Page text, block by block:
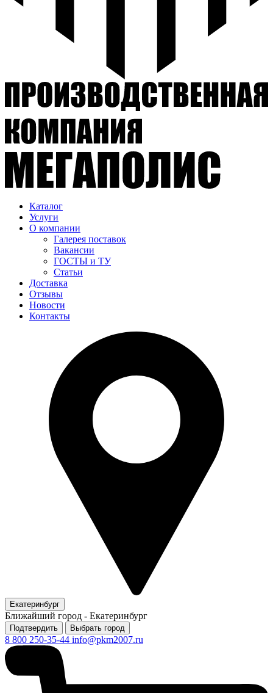
Каталог
Услуги
О компании
Галерея поставок
Вакансии
ГОСТЫ и ТУ
Статьи
Доставка
Отзывы
Новости
Контакты
Екатеринбург
Ближайший город - Екатеринбург
Подтвердить Выбрать город
8 800 250-35-44 info@pkm2007.ru